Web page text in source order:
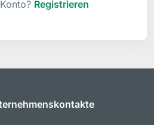
Registrieren